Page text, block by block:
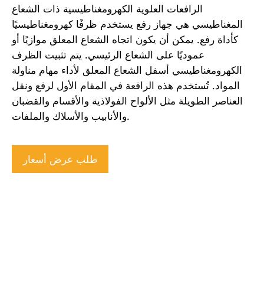
الرافعات العلوية الكهرومغناطيسية ذات الشعاع
المغناطيسي هي جهاز رفع يستخدم ظرفًا كهرومغناطيسيًا
كأداة رفع. يمكن أن يكون اتجاه الشعاع المعلق موازيًا أو
عموديًا على الشعاع الرئيسي. يتم تثبيت الظرف
الكهرومغناطيسي أسفل الشعاع المعلق لأداء مهام مناولة
المواد. تُستخدم هذه الرافعة في المقام الأول لرفع ونقل
العناصر الطويلة مثل الألواح الفولاذية والأقسام والقضبان
والأنابيب والأسلاك والملفات.
طلب عرض أسعار